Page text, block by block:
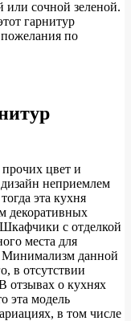
или сочной зеленой.
гарнитур
по
цвет и
неприемлем
эта кухня
декоративных
с отделкой
места для
Минимализм данной
в отсутствии
отзывах о кухнях
эта модель
в том числе